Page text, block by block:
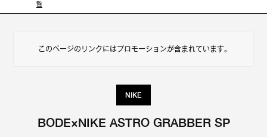
SNEAKERS
PUMA
覧
このページのリンクにはプロモーションが含まれています。
NIKE
BODE×NIKE ASTRO GRABBER SP